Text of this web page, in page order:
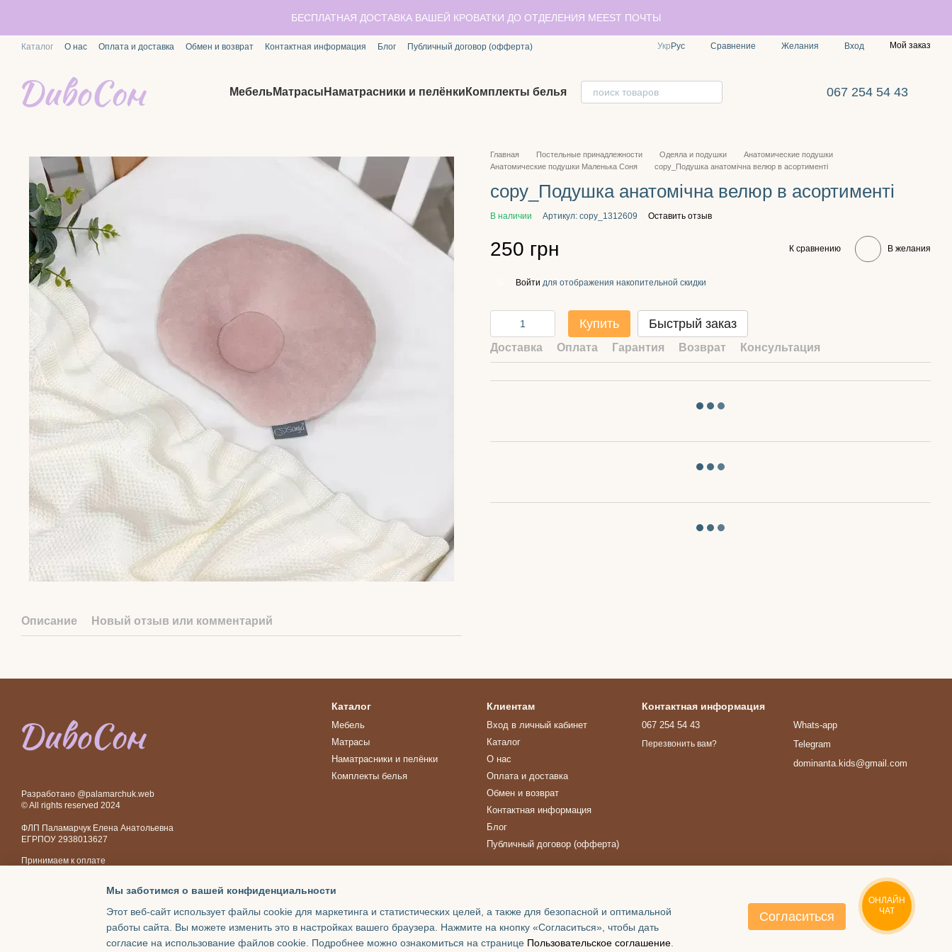
БЕСПЛАТНАЯ ДОСТАВКА ВАШЕЙ КРОВАТКИ ДО ОТДЕЛЕНИЯ MEEST ПОЧТЫ
Каталог О нас Оплата и доставка Обмен и возврат Контактная информация Блог Публичный договор (офферта) Укр Рус Сравнение Желания Вход Мой заказ
МебельМатрасы Наматрасники и пелёнки Комплекты белья 067 254 54 43
Описание Новый отзыв или комментарий
Главная Постельные принадлежности Одеяла и подушки
Анатомические подушки
Анатомические подушки Маленька Соня
copy_Подушка анатомічна велюр в асортименті
copy_Подушка анатомічна велюр в асортименті
В наличии Артикул: copy_1312609 Оставить отзыв
250 грн К сравнению В желания
Войти для отображения накопительной скидки
Купить Быстрый заказ
Доставка Оплата Гарантия Возврат Консультация
Разработано @palamarchuk.web
© All rights reserved 2024
ФЛП Паламарчук Елена Анатольевна
ЕГРПОУ 2938013627
Принимаем к оплате
Мобильная версия
Каталог
Мебель
Матрасы
Наматрасники и пелёнки
Комплекты белья
Клиентам
Вход в личный кабинет
Каталог
О нас
Оплата и доставка
Обмен и возврат
Контактная информация
Блог
Публичный договор (офферта)
Контактная информация
067 254 54 43
Перезвонить вам?
Whats-app
Telegram
dominanta.kids@gmail.com
Мы заботимся о вашей конфиденциальности
Этот веб-сайт использует файлы cookie для маркетинга и статистических целей, а также для безопасной и оптимальной
работы сайта. Вы можете изменить это в настройках вашего браузера. Нажмите на кнопку «Согласиться», чтобы дать
согласие на использование файлов cookie. Подробнее можно ознакомиться на странице Пользовательское соглашение
Согласиться
ОНЛАЙН
ЧАТ